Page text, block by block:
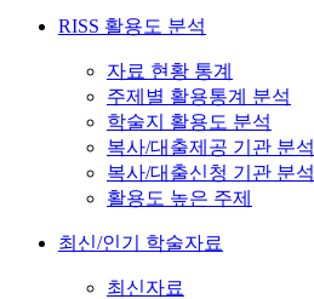
RISS 활용도 분석
자료 현황 통계
주제별 활용통계 분석
학술지 활용도 분석
복사/대출제공 기관 분석
복사/대출신청 기관 분석
활용도 높은 주제
최신/인기 학술자료
최신자료